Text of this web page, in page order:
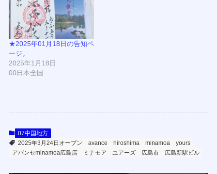
★2025年01月18日の告知ペ
ージ。
2025年1月18日
00日本全国
07中国地方
2025年3月24日オープン
avance hiroshima minamoa
yours
アバンセminamoa広島店
ミナモア ユアーズ 広島市 広島新駅ビル